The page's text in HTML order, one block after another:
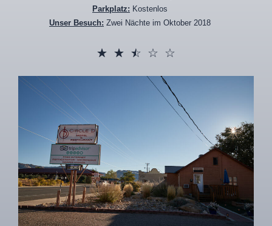
Parkplatz: Kostenlos
Unser Besuch: Zwei Nächte im Oktober 2018
☆ ☆ ☆ ☆ ☆